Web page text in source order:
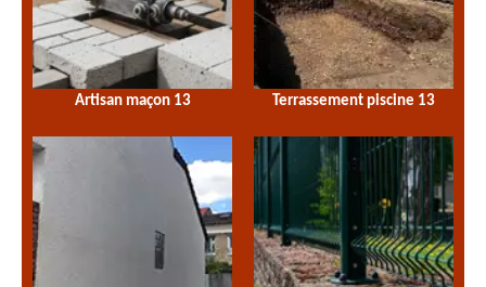
Artisan maçon 13 Terrassement piscine 13